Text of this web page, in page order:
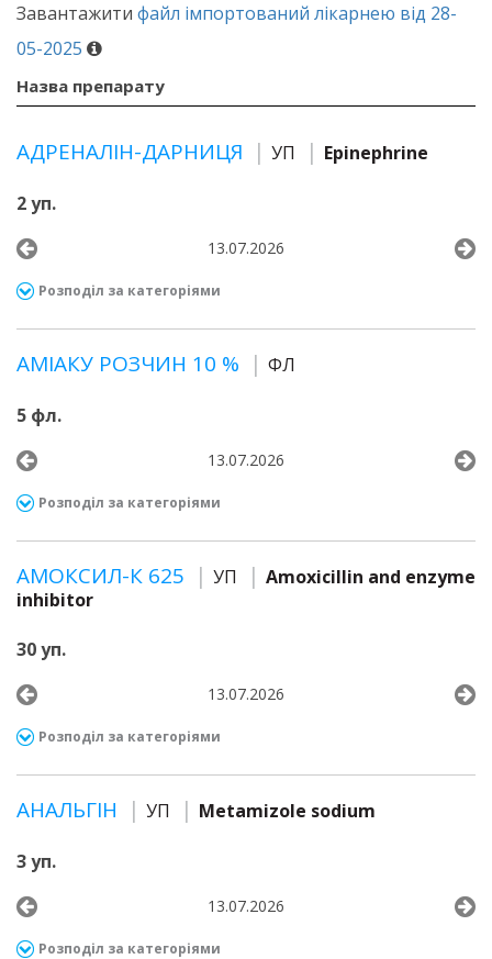
Завантажити файл імпортований лікарнею від 28-
05-2025
Назва препарату
АДРЕНАЛІН-ДАРНИЦЯ УП Epinephrine
2 уп.
13.07.2026
Розподіл за категоріями
АМІАКУ РОЗЧИН 10 % ФЛ
5 фл.
13.07.2026
Розподіл за категоріями
АМОКСИЛ-К 625 УП
Amoxicillin and enzyme
inhibitor
30 уп.
13.07.2026
Розподіл за категоріями
АНАЛЬГІН УП Metamizole sodium
3 уп.
13.07.2026
Розподіл за категоріями